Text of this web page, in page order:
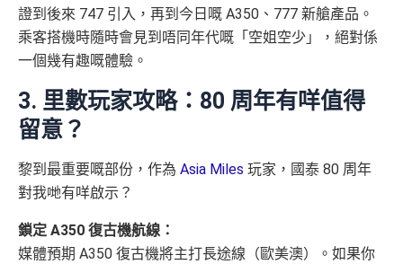
證到後來 747 引入，再到今日嘅 A350、777 新艙產品。
乘客搭機時隨時會見到唔同年代嘅「空姐空少」，絕對係
一個幾有趣嘅體驗。
3. 里數玩家攻略：80 周年有咩值得
留意？
黎到最重要嘅部份，作為 Asia Miles 玩家，國泰 80 周年
對我哋有咩啟示？
鎖定 A350 復古機航線：
媒體預期 A350 復古機將主打長途線（歐美澳）。如果你